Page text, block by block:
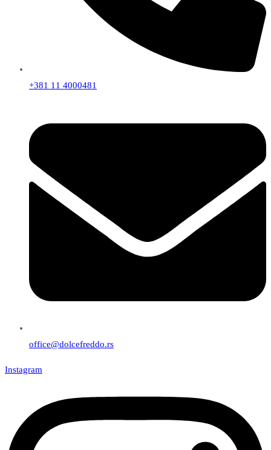
+381 11 4000481
office@dolcefreddo.rs
Instagram